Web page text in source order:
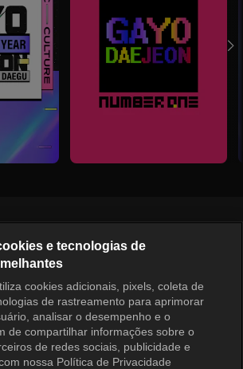
Sociais
e tecnologias de
cookies adicionais, pixels, coleta de
de rastreamento para aprimorar
analisar o desempenho e o
de compartilhar informações sobre o
de redes sociais, publicidade e
nossa Política de Privacidade